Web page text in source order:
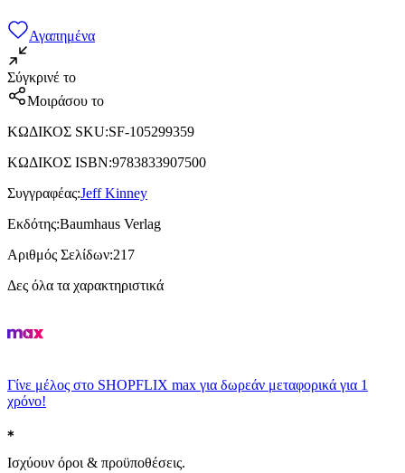
Αγαπημένα
Σύγκρινέ το
Μοιράσου το
ΚΩΔΙΚΟΣ SKU:SF-105299359
ΚΩΔΙΚΟΣ ISBN:9783833907500
Συγγραφέας:Jeff Kinney
Εκδότης:Baumhaus Verlag
Αριθμός Σελίδων:217
Δες όλα τα χαρακτηριστικά
Γίνε μέλος στο SHOPFLIX max για δωρεάν μεταφορικά για 1
χρόνο!
Ισχύουν όροι & προϋποθέσεις.